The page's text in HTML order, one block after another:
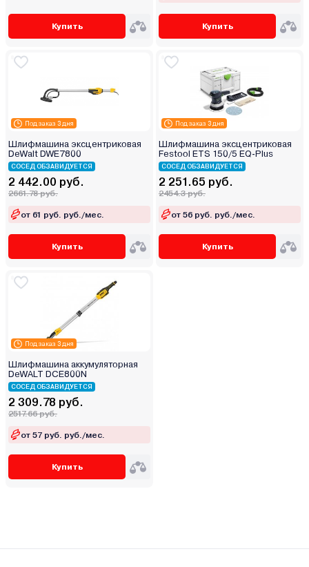
Купить Купить
Под заказ 3 дня
Шлифмашина эксцентриковая
DeWalt DWE7800
СОСЕД ОБЗАВИДУЕТСЯ
2 442.00 руб.
2661.78 руб.
от 61 руб. руб./мес.
Купить
Под заказ 3 дня
Шлифмашина эксцентриковая
Festool ETS 150/5 EQ-Plus
СОСЕД ОБЗАВИДУЕТСЯ
2 251.65 руб.
2454.3 руб.
от 56 руб. руб./мес.
Купить
Под заказ 3 дня
Шлифмашина аккумуляторная
DeWALT DCE800N
СОСЕД ОБЗАВИДУЕТСЯ
2 309.78 руб.
2517.66 руб.
от 57 руб. руб./мес.
Купить